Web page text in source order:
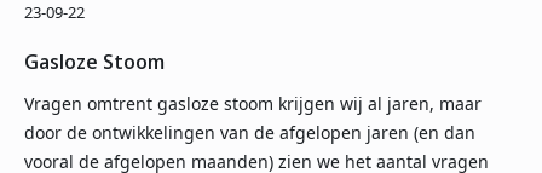
Gasloze Stoom
23-09-22
Vragen omtrent gasloze stoom krijgen wij al jaren, maar
door de ontwikkelingen van de afgelopen jaren (en dan
vooral de afgelopen maanden) zien we het aantal vragen